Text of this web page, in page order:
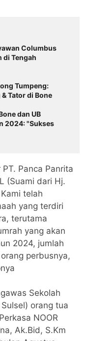
Columbus
di Tengah
Tumpeng:
Tator di Bone
dan UB
2024: "Sukses
Panca Panrita
(Suami dari Hj.
telah
yang terdiri
terutama
yang akan
2024, jumlah
perbusnya,
Sekolah
orang tua
NOOR
Ak.Bid, S.Km